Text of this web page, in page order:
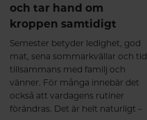
och tar hand om
kroppen samtidigt
Semester betyder ledighet, god
mat, sena sommarkvällar och tid
tillsammans med familj och
vänner. För många innebär det
också att vardagens rutiner
förändras. Det är helt naturligt –